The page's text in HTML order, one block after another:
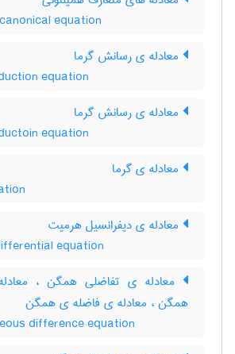
equation
معادله ی رسانش گرما
equation
معادله ی رسانش گرما
equation
معادله ی گرما
معادله ی دیفرانسیل هرمیت
equation
معادله ی تفاضلی همگن ،
همگن ، معادله ی فاضله ی همگن
difference equation